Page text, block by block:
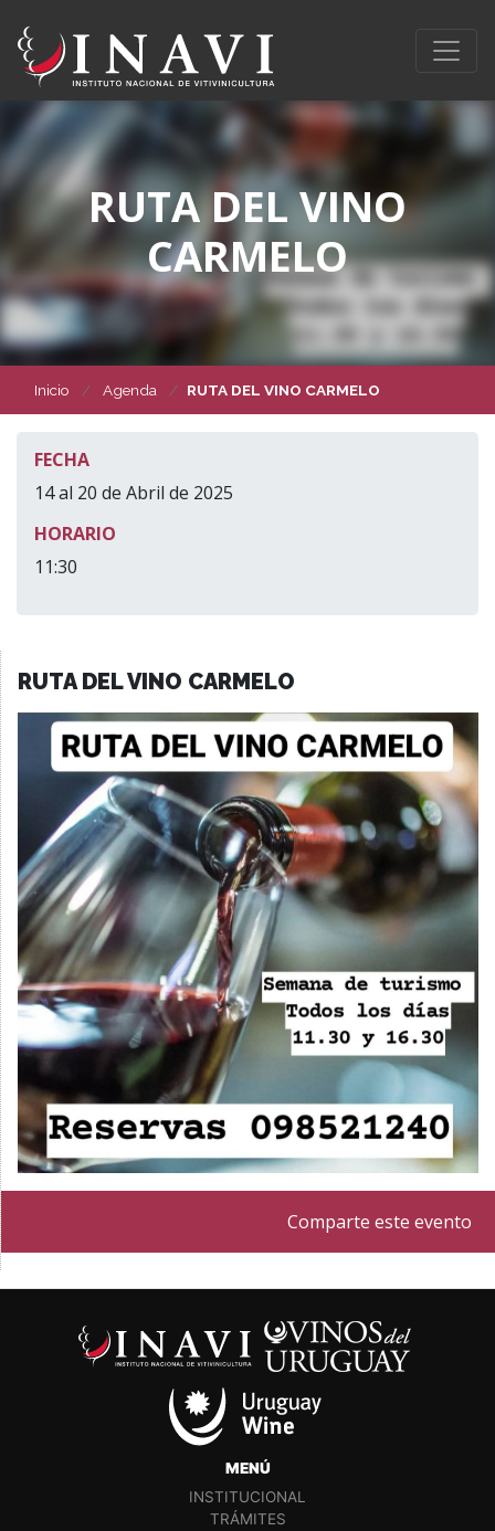
RUTA DEL VINO
CARMELO
Inicio Agenda RUTA DEL VINO CARMELO
FECHA
14 al 20 de Abril de 2025
HORARIO
11:30
RUTA DEL VINO CARMELO
Comparte este evento
MENÚ
INSTITUCIONAL
TRÁMITES